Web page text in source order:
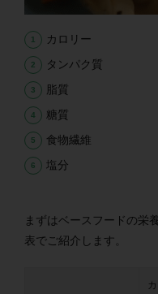
カロリー
タンパク質
脂質
糖質
食物繊維
塩分
まずはベースフードの栄
表でご紹介します。